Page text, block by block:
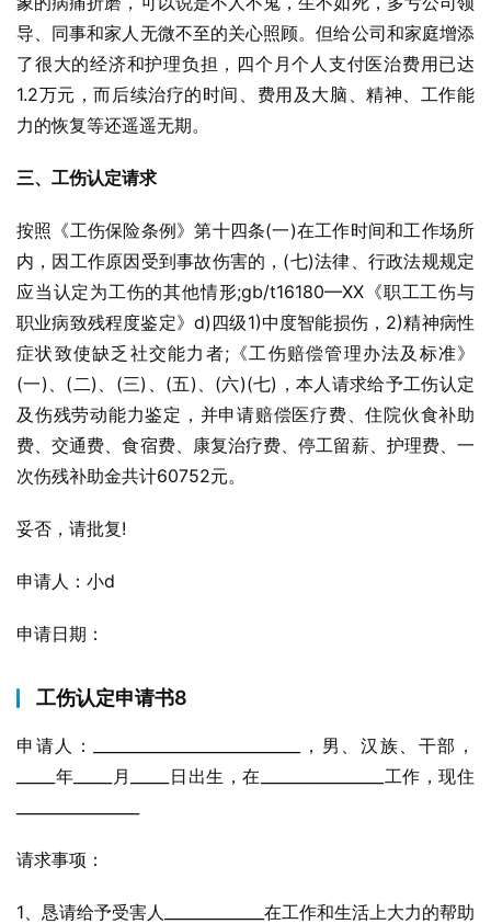
导、同事和家人无微不至的关心照顾。但给公司和家庭增添
了很大的经济和护理负担，四个月个人支付医治费用已达
1.2万元，而后续治疗的时间、费用及大脑、精神、工作能
力的恢复等还遥遥无期。
三、工伤认定请求
按照《工伤保险条例》第十四条(一)在工作时间和工作场所
内，因工作原因受到事故伤害的，(七)法律、行政法规规定
应当认定为工伤的其他情形;gb/t16180—XX《职工工伤与
职业病致残程度鉴定》d)四级1)中度智能损伤，2)精神病性
症状致使缺乏社交能力者;《工伤赔偿管理办法及标准》
(一)、(二)、(三)、(五)、(六)(七)，本人请求给予工伤认定
及伤残劳动能力鉴定，并申请赔偿医疗费、住院伙食补助
费、交通费、食宿费、康复治疗费、停工留薪、护理费、一
次伤残补助金共计60752元。
妥否，请批复!
申请人：小d
申请日期：
工伤认定申请书8
申请人：___________________________，男、汉族、干部，
_____年_____月_____日出生，在________________工作，现住
请求事项：
1、恳请给予受害人_____________在工作和生活上大力的帮助